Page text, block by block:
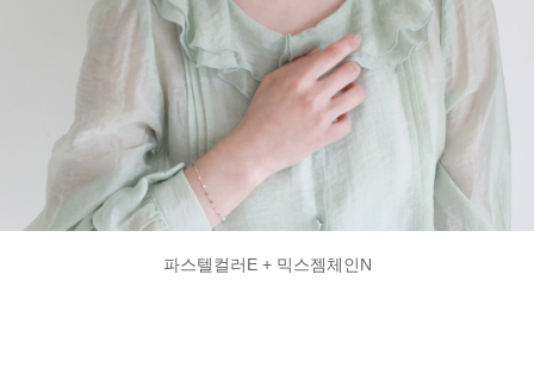
파스텔컬러E + 믹스젬체인N